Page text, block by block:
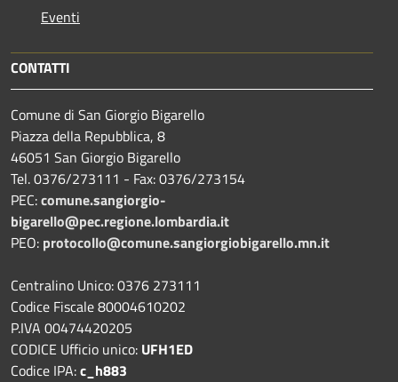
Eventi
CONTATTI
Comune di San Giorgio Bigarello
Piazza della Repubblica, 8
46051 San Giorgio Bigarello
Tel. 0376/273111 - Fax: 0376/273154
PEC:comune.sangiorgio-
bigarello@pec.regione.lombardia.it
PEO: protocollo@comune.sangiorgiobigarello.mn.it
Centralino Unico: 0376 273111
Codice Fiscale 80004610202
P.IVA 00474420205
CODICE Ufficio unico: UFH1ED
Codice IPA:c_h883